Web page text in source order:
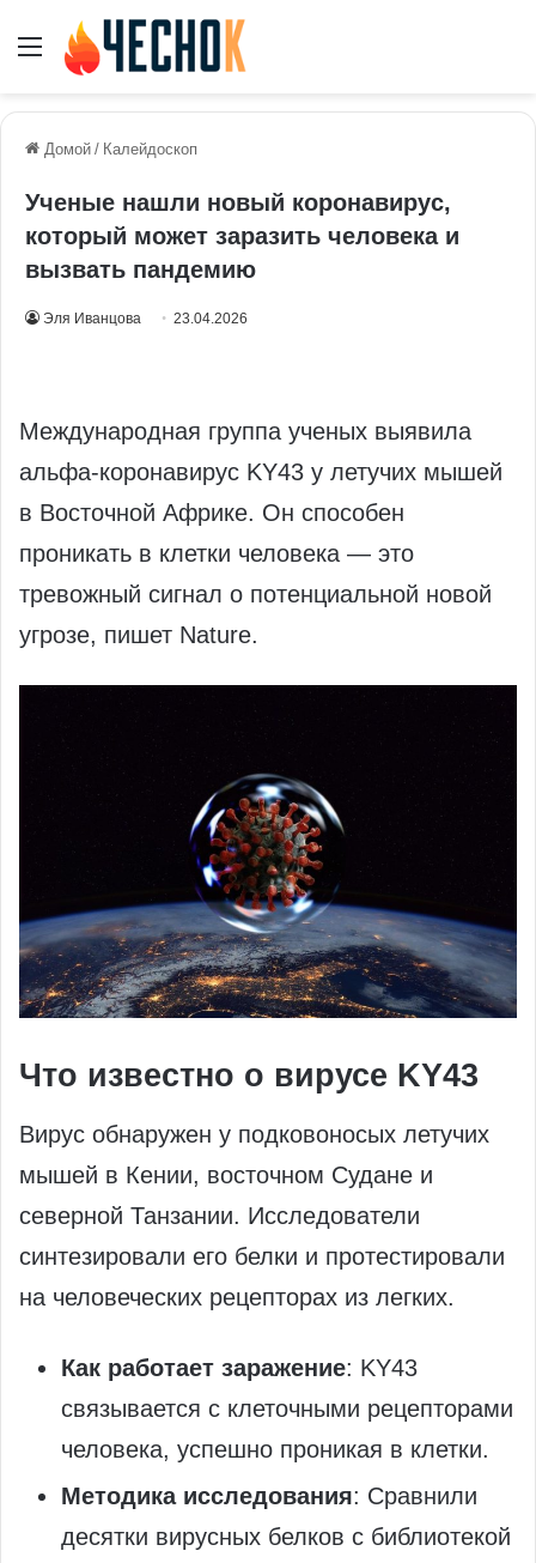
Меню
Домой / Калейдоскоп
Ученые нашли новый коронавирус,
который может заразить человека и
вызвать пандемию
Эля Иванцова 23.04.2026
Международная группа ученых выявила
альфа-коронавирус KY43 у летучих мышей
в Восточной Африке. Он способен
проникать в клетки человека — это
тревожный сигнал о потенциальной новой
угрозе, пишет Nature.
Что известно о вирусе KY43
Вирус обнаружен у подковоносых летучих
мышей в Кении, восточном Судане и
северной Танзании. Исследователи
синтезировали его белки и протестировали
на человеческих рецепторах из легких.
Как работает заражение: KY43
связывается с клеточными рецепторами
человека, успешно проникая в клетки.
Методика исследования: Сравнили
десятки вирусных белков с библиотекой